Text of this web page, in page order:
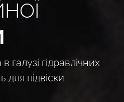
галузі гідравлічних
для підвіски